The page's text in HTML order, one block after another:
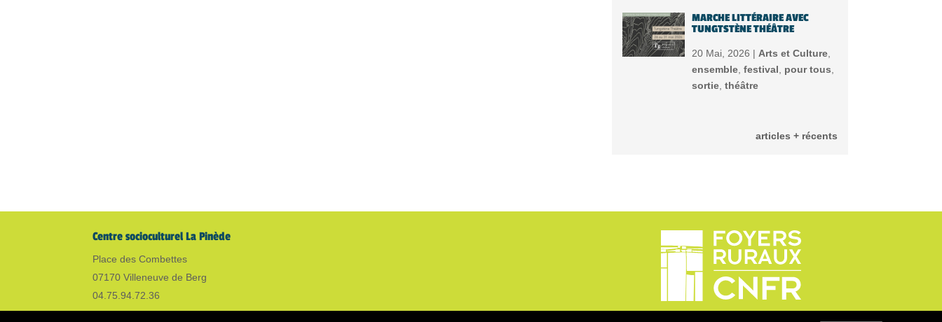
MARCHE LITTÉRAIRE AVEC
TUNGTSTÈNE THÉÂTRE
20 Mai, 2026 | Arts et Culture,
ensemble, festival, pour tous,
sortie, théâtre
articles + récents
Centre socioculturel La Pinède
Place des Combettes
07170 Villeneuve de Berg
04.75.94.72.36